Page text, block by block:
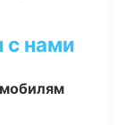
с нами